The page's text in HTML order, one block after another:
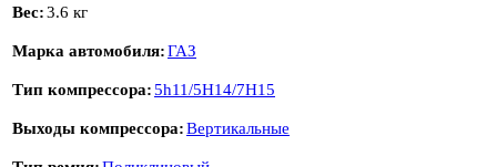
Вес 3.6 кг
Марка автомобиля ГАЗ
Тип компрессора 5h11/5H14/7H15
Выходы компрессора Вертикальные